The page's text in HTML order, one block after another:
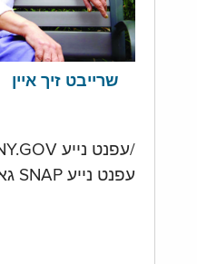
שרייבט זיך איין
/עפנט נייע NY.GOV אגסקאהאל
עפנט נייע SNAP גאס אקאונט